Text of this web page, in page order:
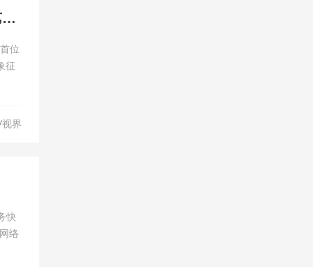
艺术无价，“星”有所属 极星与黄勖夫先生完成Art for Art艺术品交换
位
征
界
快
络